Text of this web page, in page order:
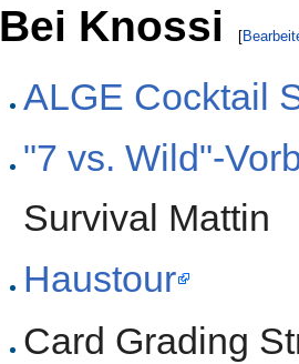
Bei Knossi [
ALGE Cocktail
"7 vs. Wild"-
Survival Mattin
Haustour
Card Grading